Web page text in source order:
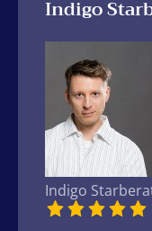
Indigo
Indigo